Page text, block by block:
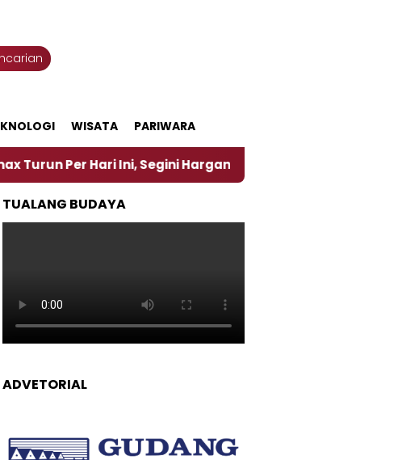
WISATA PARIWARA
Hari Ini, Segini Harganya ‎Nasirun Maestro Lukis
TUALANG BUDAYA
ADVETORIAL